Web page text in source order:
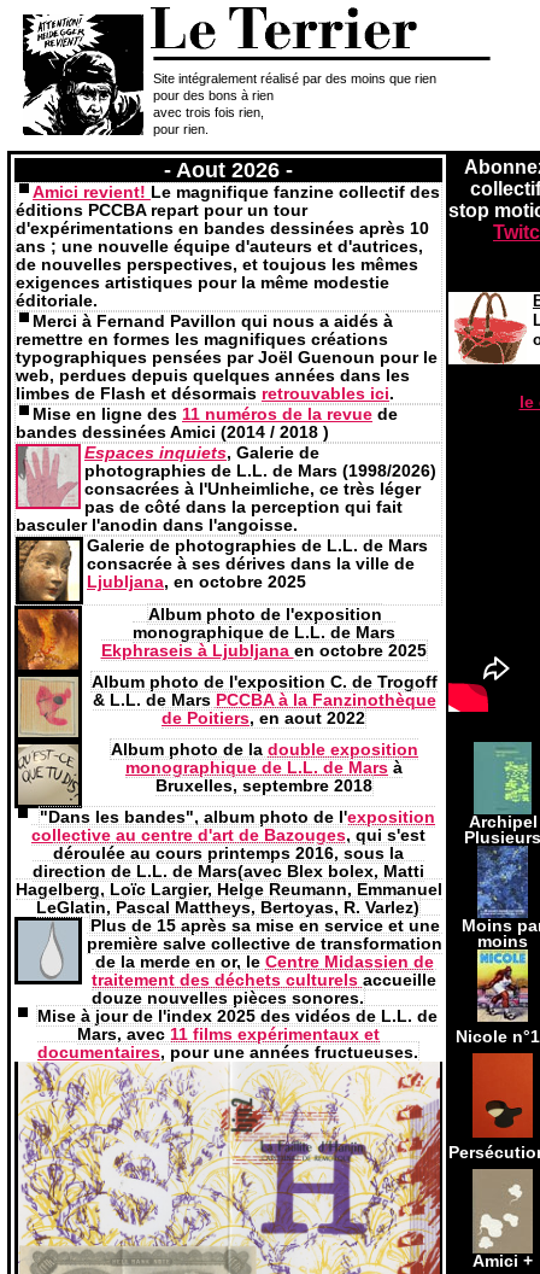
Site intégralement réalisé par des moins que rien
pour des bons à rien
avec trois fois rien,
pour rien.
- Aout 2026 -
Amici revient! Le magnifique fanzine collectif des
éditions PCCBA repart pour un tour
d'expérimentations en bandes dessinées après 10
ans ; une nouvelle équipe d'auteurs et d'autrices,
de nouvelles perspectives, et toujous les mêmes
exigences artistiques pour la même modestie
éditoriale.
Merci à Fernand Pavillon qui nous a aidés à
remettre en formes les magnifiques créations
typographiques pensées par Joël Guenoun pour le
web, perdues depuis quelques années dans les
limbes de Flash et désormais retrouvables ici.
Mise en ligne des 11 numéros de la revue de
bandes dessinées Amici (2014 / 2018 )
Espaces inquiets, Galerie de
photographies de L.L. de Mars (1998/2026)
consacrées à l'Unheimliche, ce très léger
pas de côté dans la perception qui fait
basculer l'anodin dans l'angoisse.
Galerie de photographies de L.L. de Mars
consacrée à ses dérives dans la ville de
Ljubljana, en octobre 2025
Album photo de l'exposition
monographique de L.L. de Mars
Ekphraseis à Ljubljana en octobre 2025
Album photo de l'exposition C. de Trogoff
& L.L. de Mars PCCBA à la Fanzinothèque
de Poitiers, en aout 2022
Album photo de la double exposition
monographique de L.L. de Mars à
Bruxelles, septembre 2018
"Dans les bandes", album photo de l'exposition
collective au centre d'art de Bazouges, qui s'est
déroulée au cours printemps 2016, sous la
direction de L.L. de Mars(avec Blex bolex, Matti
Hagelberg, Loïc Largier, Helge Reumann, Emmanuel
LeGlatin, Pascal Mattheys, Bertoyas, R. Varlez)
Plus de 15 après sa mise en service et une
première salve collective de transformation
de la merde en or, le Centre Midassien de
traitement des déchets culturels accueille
douze nouvelles pièces sonores.
Mise à jour de l'index 2025 des vidéos de L.L. de
Mars, avec 11 films expérimentaux et
documentaires, pour une années fructueuses.
stop
le
Archipel
Plusieurs
Moins
moins
Nicole
Amici +